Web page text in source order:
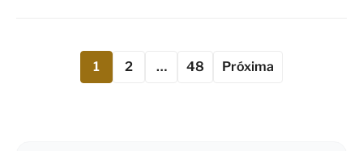
1 2 … 48 Próxima